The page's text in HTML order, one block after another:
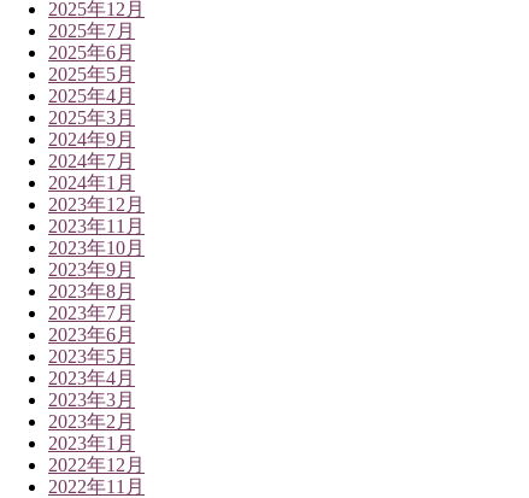
2025年12月
2025年7月
2025年6月
2025年5月
2025年4月
2025年3月
2024年9月
2024年7月
2024年1月
2023年12月
2023年11月
2023年10月
2023年9月
2023年8月
2023年7月
2023年6月
2023年5月
2023年4月
2023年3月
2023年2月
2023年1月
2022年12月
2022年11月